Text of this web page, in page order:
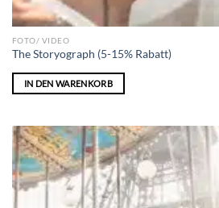
FOTO/ VIDEO
The Storyograph (5-15% Rabatt)
IN DEN WARENKORB